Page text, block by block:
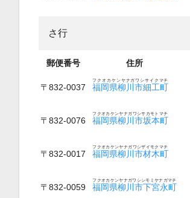
さ行
郵便番号 住所
〒832-0037 福岡県柳川市細工町
フクオカケンヤナガワシサイクマチ
〒832-0076 福岡県柳川市坂本町
フクオカケンヤナガワシサカモトマチ
〒832-0017 福岡県柳川市材木町
フクオカケンヤナガワシザイモクマチ
〒832-0059 福岡県柳川市下宮永町
フクオカケンヤナガワシシモミヤナガマチ